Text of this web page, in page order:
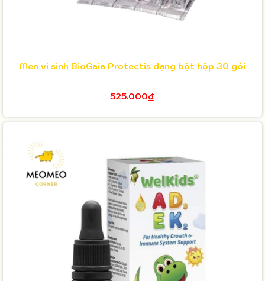
Men vi sinh BioGaia Protectis dạng bột hộp 30 gói
525.000₫